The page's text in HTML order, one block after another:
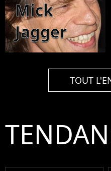
Mick
Jagger
TOUT